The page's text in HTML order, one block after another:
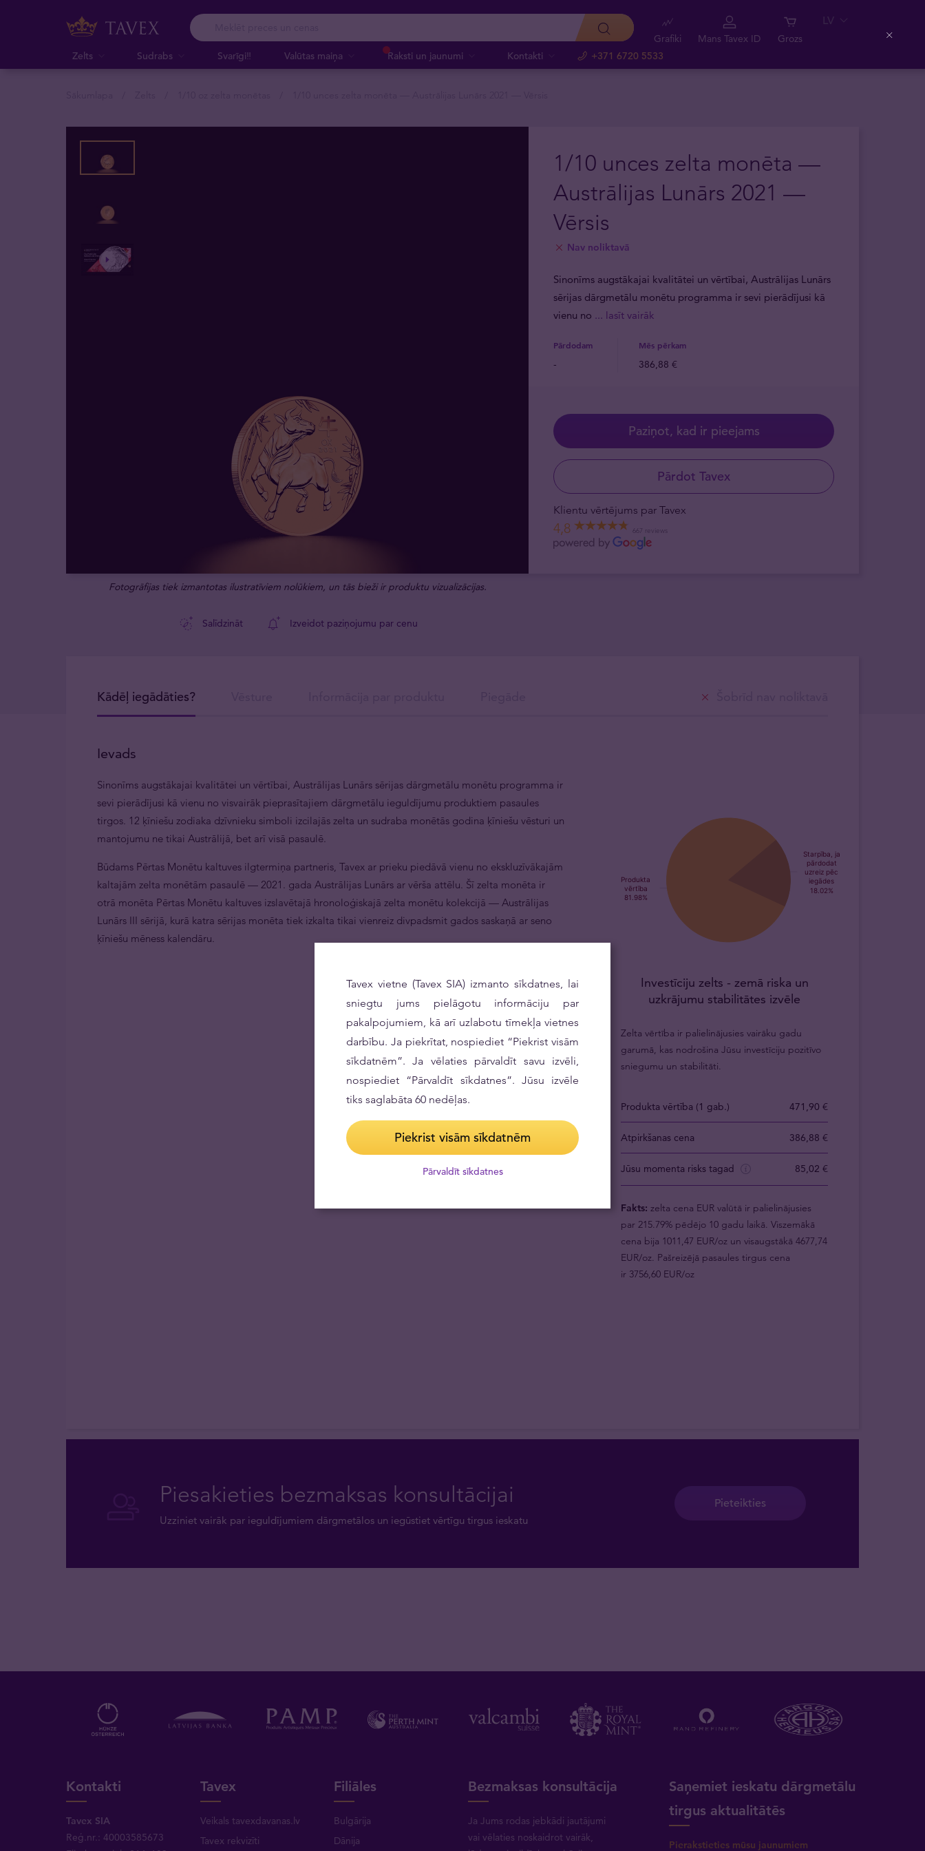
Zelts Sudrabs Svarīgi‼️ Valūtas maiņa Raksti un jaunumi Kontakti +371 6720 5533
Grafiki Mans Tavex ID Grozs
LV
1/10 unces zelta monēta —
Austrālijas Lunārs 2021 —
Vērsis
Nav noliktavā
Sinonīms augstākajai kvalitātei un vērtībai, Austrālijas Lunārs
sērijas dārgmetālu monētu programma ir sevi pierādījusi kā
vienu no ... lasīt vairāk
Pārdodam Mēs pērkam
- 386,88 €
Paziņot, kad ir pieejams
Pārdot Tavex
Klientu vērtējums par Tavex
4,8 667 reviews
Fotogrāfijas tiek izmantotas ilustratīviem nolūkiem, un tās bieži ir produktu vizualizācijas.
Salīdzināt Izveidot paziņojumu par cenu
Kādēļ iegādāties?
Ievads
Sinonīms augstākajai kvalitātei un vērtībai, Austrālijas Lunārs sērijas dārgmetālu monētu programma ir
sevi pierādījusi kā vienu no visvairāk pieprasītajiem dārgmetālu ieguldījumu produktiem pasaules
tirgos. 12 ķīniešu zodiaka dzīvnieku simboli izcilajās zelta un sudraba monētās godina ķīniešu vēsturi un
mantojumu ne tikai Austrālijā, bet arī visā pasaulē.
Būdams Pērtas Monētu kaltuves ilgtermiņa partneris, Tavex ar prieku piedāvā vienu no ekskluzīvākajām
kaltajām zelta monētām pasaulē — 2021. gada Austrālijas Lunārs ar vērša attēlu. Šī zelta monēta ir
otrā monēta Pērtas Monētu kaltuves izslavētajā hronoloģiskajā zelta monētu kolekcijā — Austrālijas
Lunārs III sērijā, kurā katra sērijas monēta tiek izkalta tikai vienreiz divpadsmit gados saskaņā ar seno
ķīniešu mēness kalendāru.
Investīciju zelts - zemā riska un
uzkrājumu stabilitātes izvēle
Zelta vērtība ir palielinājusies vairāku gadu
garumā, kas nodrošina Jūsu investīciju pozitīvo
sniegumu un stabilitāti.
Produkta vērtība (1 gab.) 471,90 €
Atpirkšanas cena 386,88 €
Jūsu momenta risks tagad 85,02 €
Fakts: zelta cena EUR valūtā ir palielinājusies
par 215.79% pēdējo 10 gadu laikā. Viszemākā
cena bija 1011,47 EUR/oz un visaugstākā 4677,74
EUR/oz. Pašreizējā pasaules tirgus cena
ir 3756,60 EUR/oz
Piesakieties bezmaksas konsultācijai
Uzziniet vairāk par ieguldījumiem dārgmetālos un iegūstiet vērtīgu tirgus ieskatu
Pieteikties
Kontakti
Tavex SIA
Reģ.nr.: 40003585673
Tavex
Veikals tavexdavanas.lv
Tavex rekvizīti
Filiāles
Bulgārija
Dānija
Bezmaksas konsultācija
Ja Jums rodas jebkādi jautājumi
vai vēlaties noskaidrot vairāk,
Saņemiet ieskatu dārgmetālu
tirgus aktualitātēs
Pierakstieties mūsu jaunumiem
Tavex vietne (Tavex SIA) izmanto sīkdatnes, lai
sniegtu jums pielāgotu informāciju par
pakalpojumiem, kā arī uzlabotu tīmekļa vietnes
darbību. Ja piekrītat, nospiediet “Piekrist visām
sīkdatnēm”. Ja vēlaties pārvaldīt savu izvēli,
nospiediet “Pārvaldīt sīkdatnes”. Jūsu izvēle
tiks saglabāta 60 nedēļas.
Piekrist visām sīkdatnēm
Pārvaldīt sīkdatnes
Close